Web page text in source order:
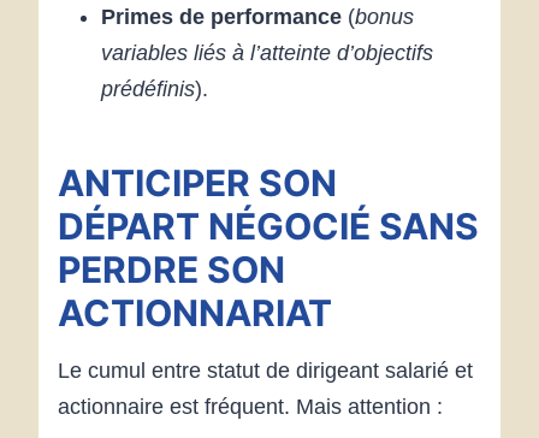
Primes de performance (bonus
variables liés à l’atteinte d’objectifs
prédéfinis).
ANTICIPER SON
DÉPART NÉGOCIÉ SANS
PERDRE SON
ACTIONNARIAT
Le cumul entre statut de dirigeant salarié et
actionnaire est fréquent. Mais attention :